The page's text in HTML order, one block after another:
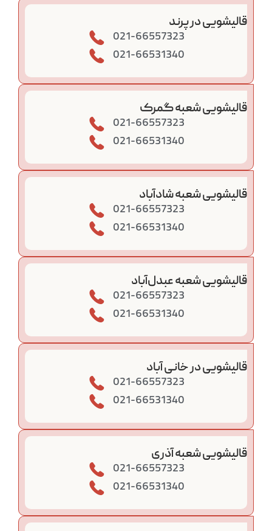
قالیشویی در پرند
021-66557323
021-66531340
قالیشویی شعبه گمرک
021-66557323
021-66531340
قالیشویی شعبه شادآباد
021-66557323
021-66531340
قالیشویی شعبه عبدل‌آباد
021-66557323
021-66531340
قالیشویی در خانی‌ آباد
021-66557323
021-66531340
قالیشویی شعبه آذری
021-66557323
021-66531340